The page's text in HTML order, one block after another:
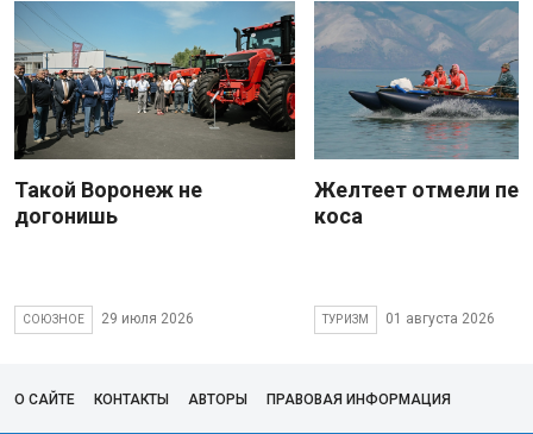
Такой Воронеж не
догонишь
СОЮЗНОЕ 29 июля 2026
Желтеет отмели
коса
ТУРИЗМ 01 августа 2026
О САЙТЕ КОНТАКТЫ АВТОРЫ ПРАВОВАЯ ИНФОРМАЦИЯ